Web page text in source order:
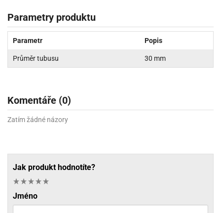
Parametry produktu
Parametr Popis
Průměr tubusu 30 mm
Komentáře (0)
Zatím žádné názory
Jak produkt hodnotíte?
Jméno